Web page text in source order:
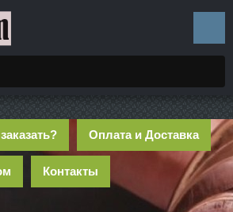
Оплата и Доставка
Контакты